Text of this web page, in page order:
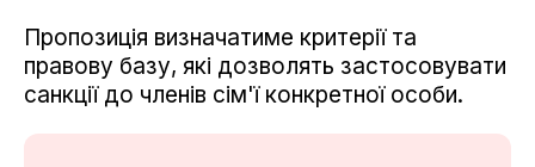
Пропозиція визначатиме критерії та
правову базу, які дозволять застосовувати
санкції до членів сім'ї конкретної особи.